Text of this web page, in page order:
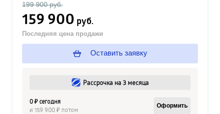
199 900 руб.
159 900 руб.
Последняя цена продажи
Оставить заявку
Рассрочка на 3 месяца
0 ₽ сегодня
и 159 900 ₽ потом
Оформить